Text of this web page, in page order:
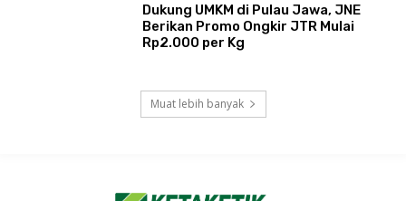
Dukung UMKM di Pulau Jawa, JNE
Berikan Promo Ongkir JTR Mulai
Rp2.000 per Kg
Muat lebih banyak